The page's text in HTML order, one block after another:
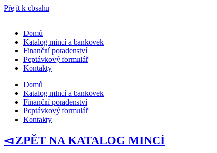
Přejít k obsahu
Domů
Katalog mincí a bankovek
Finanční poradenství
Poptávkový formulář
Kontakty
Domů
Katalog mincí a bankovek
Finanční poradenství
Poptávkový formulář
Kontakty
◅ ZPĚT NA KATALOG MINCÍ